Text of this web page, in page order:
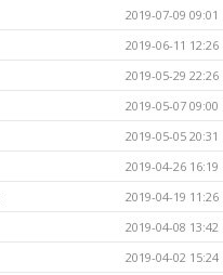
2019-07-09 09:01
2019-06-11 12:26
2019-05-29 22:26
2019-05-07 09:00
2019-05-05 20:31
2019-04-26 16:19
2019-04-19 11:26
2019-04-08 13:42
2019-04-02 15:24